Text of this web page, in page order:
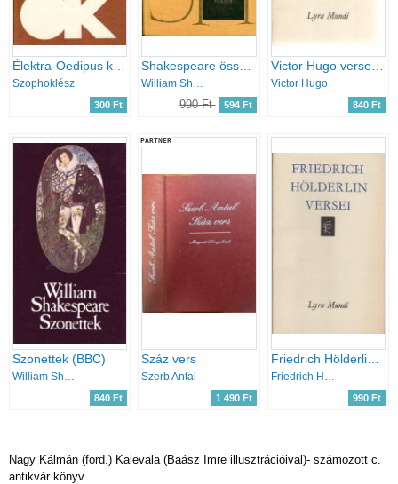
Élektra-Oedipus király-Antigoné ( olcsó könyvtár)
Szophoklész
300 Ft
Shakespeare összes művei VII. - Versek
William Shakespeare
990 Ft 594 Ft
Victor Hugo versei (Lyra Mundi)
Victor Hugo
840 Ft
Szonettek (BBC)
William Shakespeare
840 Ft
PARTNER
Száz vers
Szerb Antal
1 490 Ft
Friedrich Hölderlin versei (Lyra Mundi)
Friedrich Hölderlin
990 Ft
Nagy Kálmán (ford.) Kalevala (Baász Imre illusztrációival)- számozott c.
antikvár könyv